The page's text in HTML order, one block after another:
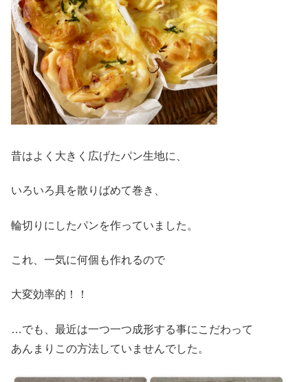
昔はよく大きく広げたパン生地に、
いろいろ具を散りばめて巻き、
輪切りにしたパンを作っていました。
これ、一気に何個も作れるので
大変効率的！！
…でも、最近は一つ一つ成形する事にこだわって
あんまりこの方法していませんでした。